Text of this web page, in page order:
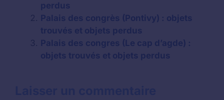
perdus
Palais des congrès (Pontivy) : objets
trouvés et objets perdus
Palais des congres (Le cap d’agde) :
objets trouvés et objets perdus